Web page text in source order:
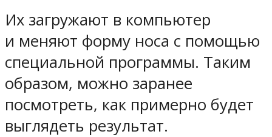
Их загружают в компьютер
и меняют форму носа с помощью
специальной программы. Таким
образом, можно заранее
посмотреть, как примерно будет
выглядеть результат.